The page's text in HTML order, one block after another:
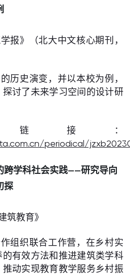
报》（北大中文核心期刊，
历史演变，并以本校为例，
讨了未来学习空间的设计研
接：
periodical/
跨学科社会实践——研究导向
探
筑教育》
组织联合工作营，在乡村实
有效方法和推进建筑类学科
动实现教育教学服务乡村振